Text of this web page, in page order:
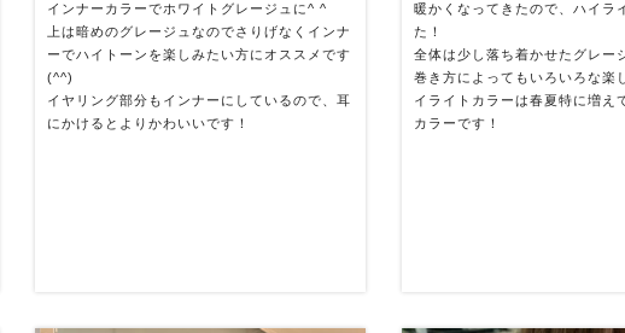
インナーカラーでホワイトグレージュに^ ^
上は暗めのグレージュなのでさりげなくインナ
ーでハイトーンを楽しみたい方にオススメです
(^^)
イヤリング部分もインナーにしているので、耳
にかけるとよりかわいいです！
暖かくなってきたので、ハイラ
た！
全体は少し落ち着かせたグレー
巻き方によってもいろいろな楽
イライトカラーは春夏特に増え
カラーです！